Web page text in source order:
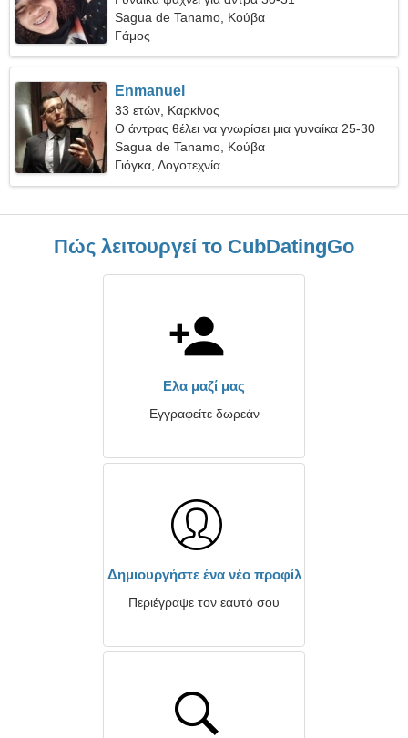
Sagua de Tanamo, Κούβα
Γάμος
Enmanuel
33 ετών, Καρκίνος
Ο άντρας θέλει να γνωρίσει μια γυναίκα 25-30
Sagua de Tanamo, Κούβα
Γιόγκα, Λογοτεχνία
Πώς λειτουργεί το CubDatingGo
Ελα μαζί μας
Εγγραφείτε δωρεάν
Δημιουργήστε ένα νέο προφίλ
Περιέγραψε τον εαυτό σου